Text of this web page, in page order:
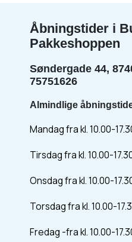
Åbningstider i
Pakkeshoppen
Søndergade 44,
75751626
Almindlige
Mandag fra kl. 10.00-
Tirsdag fra kl. 10.00-
Onsdag fra kl. 10.00-
Torsdag fra kl. 10.00-
Fredag -fra kl. 10.00-